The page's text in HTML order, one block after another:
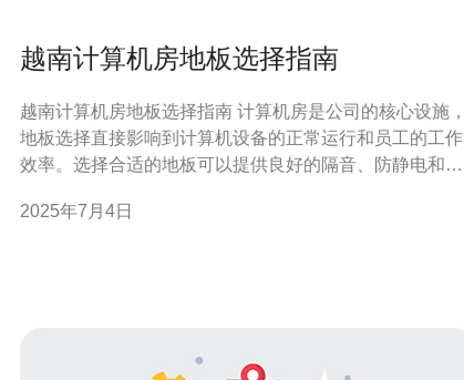
越南计算机房地板选择指南
越南计算机房地板选择指南 计算机房是公司的核心设施，
地板选择直接影响到计算机设备的正常运行和员工的工作
效率。选择合适的地板可以提供良好的隔音、防静电和耐
通常采用防静电地板材料，具有良好的防静电性能和耐磨
2025年7月4日